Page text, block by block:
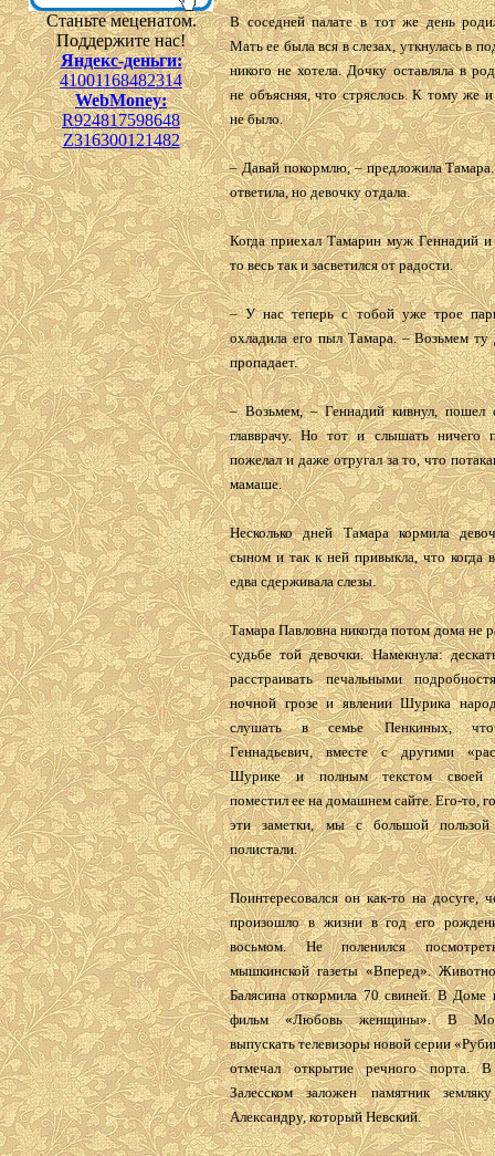
Станьте меценатом.
Поддержите нас!
Яндекс-деньги:
41001168482314
WebMoney:
R924817598648
Z316300121482
В соседней палате в тот же день
Мать ее была вся в слезах, уткнулась в
никого не хотела. Дочку оставляла в
не объясняя, что стряслось. К тому же
не было.
– Давай покормлю, – предложила
ответила, но девочку отдала.
Когда приехал Тамарин муж Геннадий
то весь так и засветился от радости.
– У нас теперь с тобой уже трое
охладила его пыл Тамара. – Возьмем ту
пропадает.
– Возьмем, – Геннадий кивнул, пошел
главврачу. Но тот и слышать ничего
пожелал и даже отругал за то, что
мамаше.
Несколько дней Тамара кормила
сыном и так к ней привыкла, что когда
едва сдерживала слезы.
Тамара Павловна никогда потом дома не
судьбе той девочки. Намекнула:
расстраивать печальными
ночной грозе и явлении Шурика
слушать в семье Пенкиных, что
Геннадьевич, вместе с другими
Шурике и полным текстом своей
поместил ее на домашнем сайте. Его-то,
эти заметки, мы с большой
полистали.
Поинтересовался он как-то на досуге,
произошло в жизни в год его
восьмом. Не поленился
мышкинской газеты «Вперед».
Балясина откормила 70 свиней. В Доме
фильм «Любовь женщины». В
выпускать телевизоры новой серии
отмечал открытие речного порта. В
Залесском заложен памятник
Александру, который Невский.